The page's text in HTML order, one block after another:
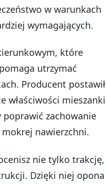
w warunkach
wymagających.
które
utrzymać
Producent postawił
właściwości mieszanki
zachowanie
nawierzchni.
nie tylko trakcję,
Dzięki niej opona